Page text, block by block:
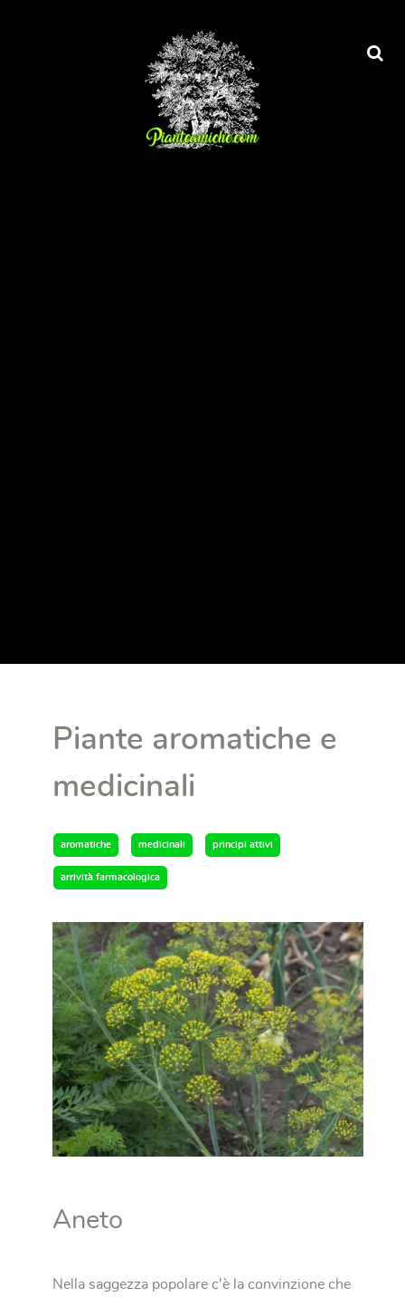
Piante aromatiche e
medicinali
aromatiche medicinali principi attivi
arrività farmacologica
Aneto
Nella saggezza popolare c'è la convinzione che